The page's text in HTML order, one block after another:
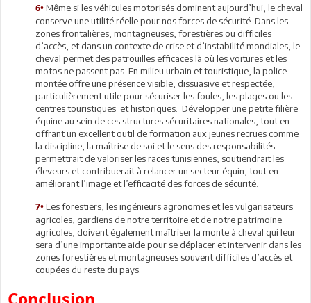
6• Même si les véhicules motorisés dominent aujourd’hui, le cheval
conserve une utilité réelle pour nos forces de sécurité. Dans les
zones frontalières, montagneuses, forestières ou difficiles
d’accès, et dans un contexte de crise et d’instabilité mondiales, le
cheval permet des patrouilles efficaces là où les voitures et les
motos ne passent pas. En milieu urbain et touristique, la police
montée offre une présence visible, dissuasive et respectée,
particulièrement utile pour sécuriser les foules, les plages ou les
centres touristiques et historiques. Développer une petite filière
équine au sein de ces structures sécuritaires nationales, tout en
offrant un excellent outil de formation aux jeunes recrues comme
la discipline, la maîtrise de soi et le sens des responsabilités
permettrait de valoriser les races tunisiennes, soutiendrait les
éleveurs et contribuerait à relancer un secteur équin, tout en
améliorant l’image et l’efficacité des forces de sécurité.
7• Les forestiers, les ingénieurs agronomes et les vulgarisateurs
agricoles, gardiens de notre territoire et de notre patrimoine
agricoles, doivent également maîtriser la monte à cheval qui leur
sera d’une importante aide pour se déplacer et intervenir dans les
zones forestières et montagneuses souvent difficiles d’accès et
coupées du reste du pays.